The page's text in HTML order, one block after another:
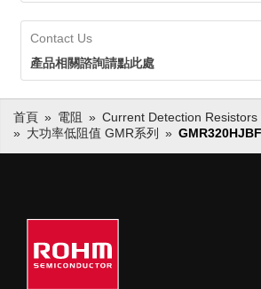
Contact Us
產品相關諮詢請點此處
首頁 電阻
Current Detection
大功率低阻值 GMR系列